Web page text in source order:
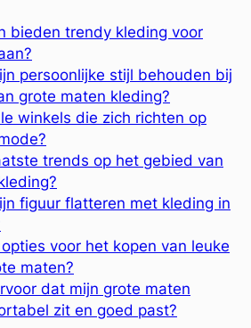
bieden trendy kleding voor
persoonlijke stijl behouden bij
grote maten kleding?
winkels die zich richten op
trends op het gebied van
figuur flatteren met kleding in
voor het kopen van leuke
maten?
dat mijn grote maten
zit en goed past?